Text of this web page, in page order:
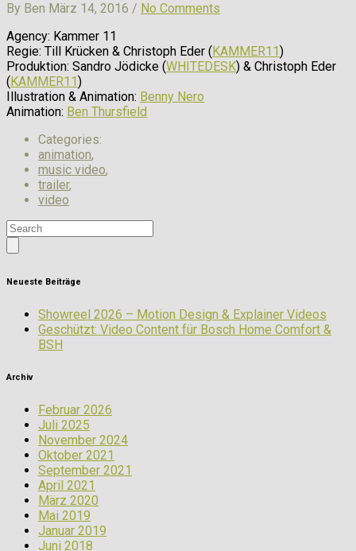
By Ben März 14, 2016 / No Comments
Agency: Kammer 11
Regie: Till Krücken & Christoph Eder ( KAMMER11)
Produktion: Sandro Jödicke (WHITEDESK) & Christoph Eder
( KAMMER11)
Illustration & Animation: Benny Nero
Animation: Ben Thursfield
Categories:
animation,
music video,
trailer,
video
Neueste Beiträge
Showreel 2026 – Motion Design & Explainer Videos
Geschützt: Video Content für Bosch Home Comfort &
BSH
Archiv
Februar 2026
Juli 2025
November 2024
Oktober 2021
September 2021
April 2021
März 2020
Mai 2019
Januar 2019
Juni 2018